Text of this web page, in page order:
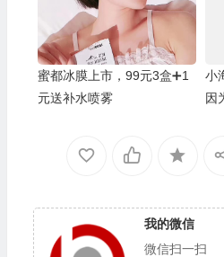
蜜都冰膜上市，99元3盒➕1
元送补水喷雾
小
因
我的微信
微信扫一扫